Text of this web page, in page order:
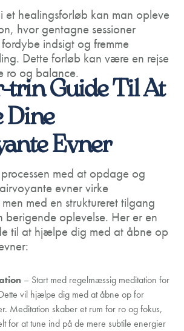
et healingsforløb kan man opleve
hvor gentagne sessioner
indsigt og fremme
Dette forløb kan være en rejse
ro og balance.
trin Guide Til At
Dine
Evner
med at opdage og
evner virke
med en struktureret tilgang
berigende oplevelse. Her er en
til at hjælpe dig med at åbne op
– Start med regelmæssig meditation for
vil hjælpe dig med at åbne op for
Meditation skaber et rum for ro og fokus,
for at tune ind på de mere subtile energier